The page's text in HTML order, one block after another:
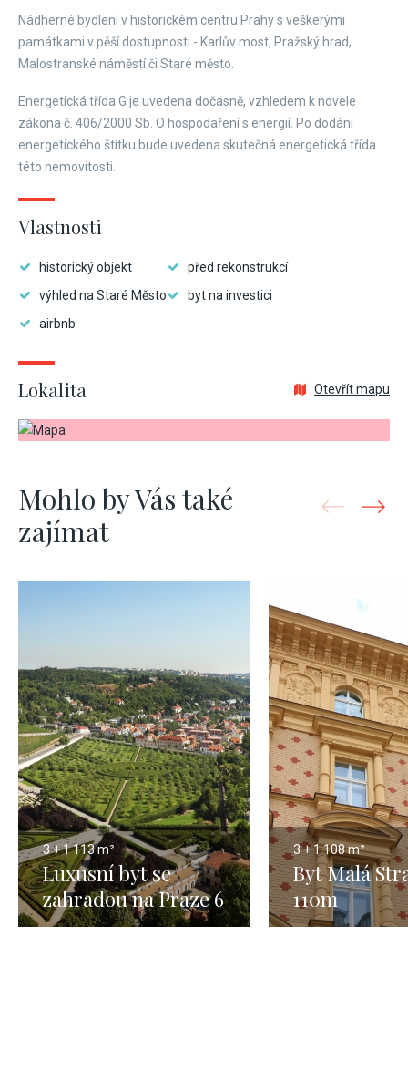
Nádherné bydlení v historickém centru Prahy s veškerými
památkami v pěší dostupnosti - Karlův most, Pražský hrad,
Malostranské náměstí či Staré město.
Energetická třída G je uvedena dočasně, vzhledem k novele
zákona č. 406/2000 Sb. O hospodaření s energií. Po dodání
energetického štítku bude uvedena skutečná energetická třída
této nemovitosti.
Vlastnosti
historický objekt
před rekonstrukcí
výhled na Staré Město
byt na investici
airbnb
Lokalita Otevřít mapu
Mohlo by Vás také
zajímat
3 + 1113 m²
Luxusní byt se
zahradou na Praze 6
- 113m
3 + 1108 m²
Byt Malá
110m